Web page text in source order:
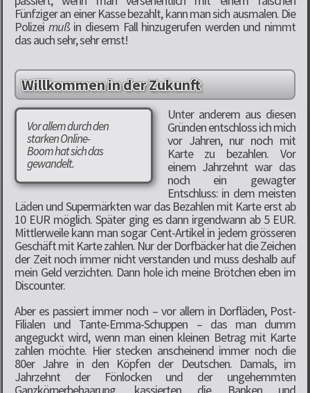
Fünfziger an einer Kasse bezahlt, kann man sich ausmalen. Die
Polizei mußin diesem Fall hinzugerufen werden und nimmt
das auch sehr, sehr ernst!
Willkommen in der Zukunft
Vor allem durch den
starken Online-
Boom hat sich das
gewandelt.
Unter anderem aus diesen
Gründen entschloss ich mich
vor Jahren, nur noch mit
Karte zu bezahlen. Vor
einem Jahrzehnt war das
noch ein gewagter
Entschluss: in dem meisten
Läden und Supermärkten war das Bezahlen mit Karte erst ab
10 EUR möglich. Später ging es dann irgendwann ab 5 EUR.
Mittlerweile kann man sogar Cent-Artikel in jedem grösseren
Geschäft mit Karte zahlen. Nur der Dorfbäcker hat die Zeichen
der Zeit noch immer nicht verstanden und muss deshalb auf
mein Geld verzichten. Dann hole ich meine Brötchen eben im
Discounter.
Aber es passiert immer noch – vor allem in Dorfläden, Post-
Filialen und Tante-Emma-Schuppen – das man dumm
angeguckt wird, wenn man einen kleinen Betrag mit Karte
zahlen möchte. Hier stecken anscheinend immer noch die
80er Jahre in den Köpfen der Deutschen. Damals, im
Jahrzehnt der Fönlocken und der ungehemmten